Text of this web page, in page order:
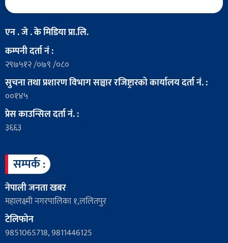
एन . जे . के मिडिया प्रा.लि.
कम्पनी दर्ता नं :
२९७५१२ /०७९ /०८०
सुचना तथा प्रशारण विभाग सञ्चार रजिष्ट्रारको कार्यालय दर्ता नं. :
००१४५
प्रेस काउन्सिल दर्ता नं. :
३६६३
सम्पर्क :
नेपाली जनता खबर
महालक्ष्मी नगरपालिका १,ललितपुर
टेलिफोन
9851065718, 9811446125